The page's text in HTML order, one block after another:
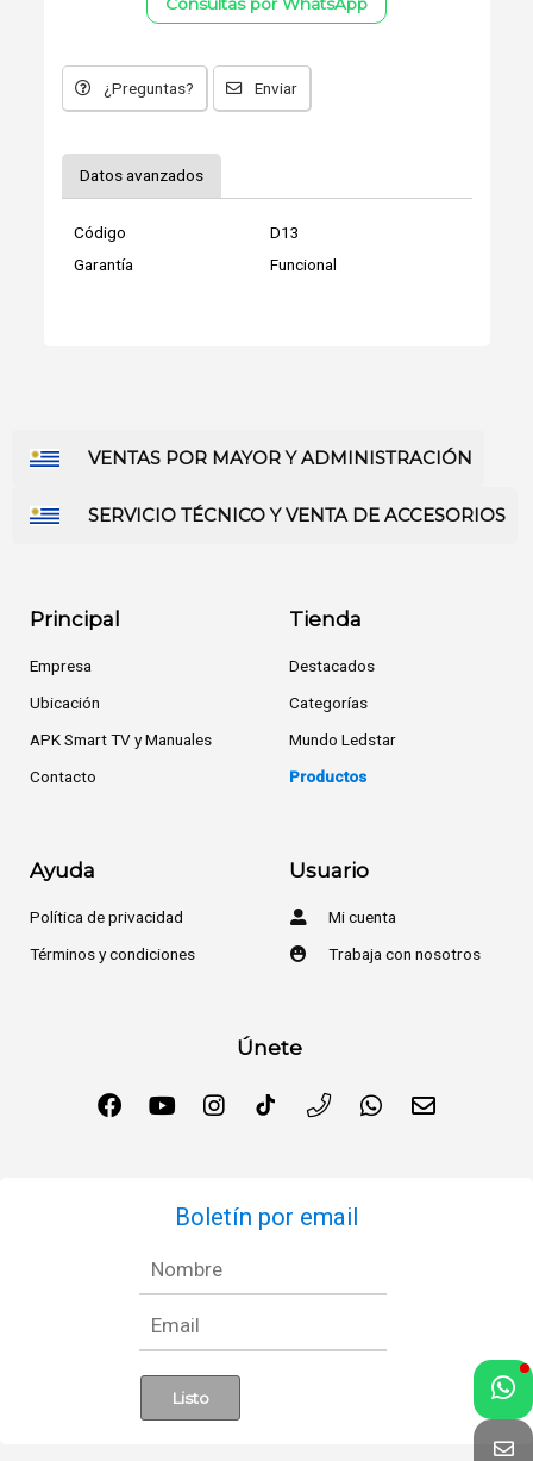
¿Preguntas? Enviar
Datos avanzados
Código
D13
Garantía
Funcional
VENTAS POR MAYOR Y ADMINISTRACIÓN
SERVICIO TÉCNICO Y VENTA DE ACCESORIOS
Principal
Empresa
Ubicación
APK Smart TV y Manuales
Contacto
Tienda
Destacados
Categorías
Mundo Ledstar
Productos
Ayuda
Política de privacidad
Términos y condiciones
Usuario
Mi cuenta
Trabaja con nosotros
Únete
Boletín por email